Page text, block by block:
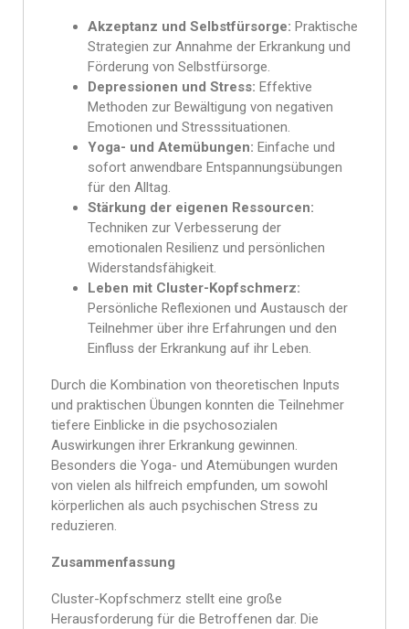
Akzeptanz und Selbstfürsorge: Praktische
Strategien zur Annahme der Erkrankung und
Förderung von Selbstfürsorge.
Depressionen und Stress: Effektive
Methoden zur Bewältigung von negativen
Emotionen und Stresssituationen.
Yoga- und Atemübungen: Einfache und
sofort anwendbare Entspannungsübungen
für den Alltag.
Stärkung der eigenen Ressourcen:
Techniken zur Verbesserung der
emotionalen Resilienz und persönlichen
Widerstandsfähigkeit.
Leben mit Cluster-Kopfschmerz:
Persönliche Reflexionen und Austausch der
Teilnehmer über ihre Erfahrungen und den
Einfluss der Erkrankung auf ihr Leben.
Durch die Kombination von theoretischen Inputs
und praktischen Übungen konnten die Teilnehmer
tiefere Einblicke in die psychosozialen
Auswirkungen ihrer Erkrankung gewinnen.
Besonders die Yoga- und Atemübungen wurden
von vielen als hilfreich empfunden, um sowohl
körperlichen als auch psychischen Stress zu
reduzieren.
Zusammenfassung
Cluster-Kopfschmerz stellt eine große
Herausforderung für die Betroffenen dar. Die